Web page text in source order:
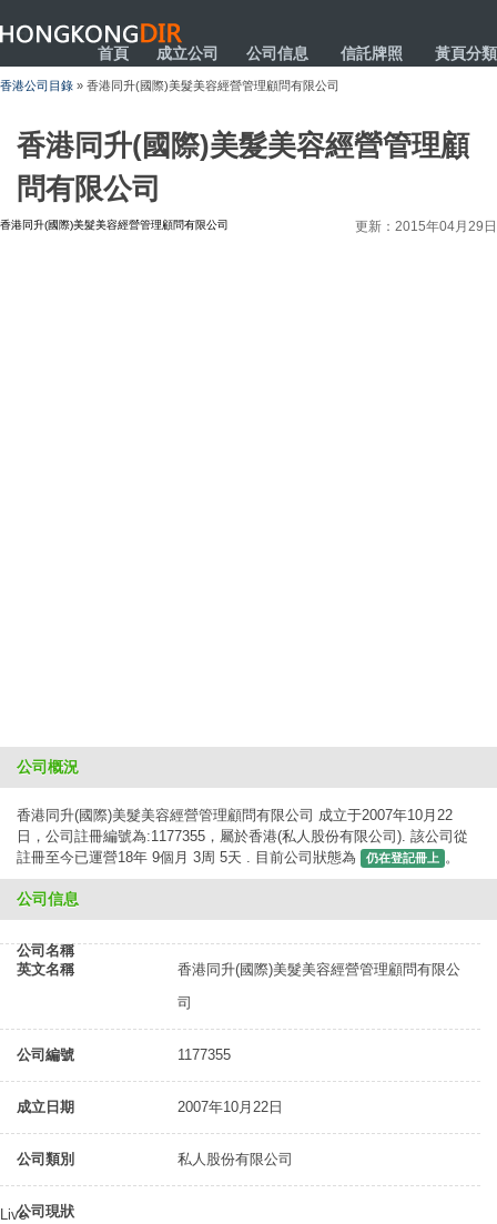
HONGKONGDIR
首頁 成立公司 公司信息 信託牌照 黃頁分類
香港公司目錄 » 香港同升(國際)美髮美容經營管理顧問有限公司
香港同升(國際)美髮美容經營管理顧
問有限公司
香港同升(國際)美髮美容經營管理顧問有限公司 更新：2015年04月29日
公司概況
香港同升(國際)美髮美容經營管理顧問有限公司 成立于2007年10月22
日，公司註冊編號為:1177355，屬於香港(私人股份有限公司). 該公司從
註冊至今已運營18年 9個月 3周 5天 . 目前公司狀態為
仍在登記冊上 。
公司信息
公司名稱
英文名稱
香港同升(國際)美髮美容經營管理顧問有限公
司
公司編號 1177355
成立日期 2007年10月22日
公司類別 私人股份有限公司
公司現狀
Live